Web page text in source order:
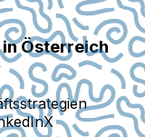
Österreich
X